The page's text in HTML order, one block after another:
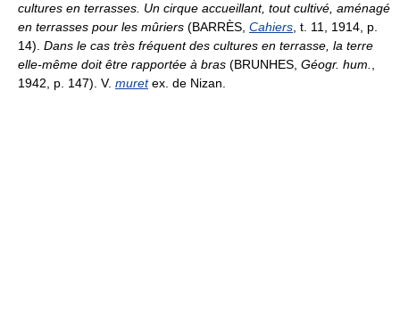
cultures en terrasses. Un cirque accueillant, tout cultivé, aménagé
en terrasses pour les mûriers (BARRÈS, Cahiers, t. 11, 1914, p.
14). Dans le cas très fréquent des cultures en terrasse, la terre
elle-même doit être rapportée à bras (BRUNHES, Géogr. hum.,
1942, p. 147). V. muretex. de Nizan.